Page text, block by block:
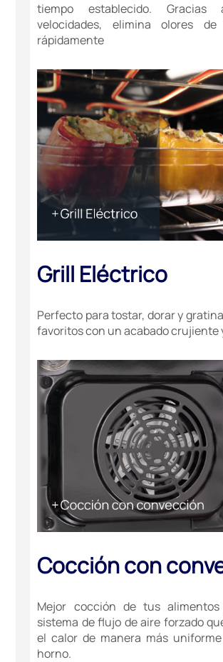
tiempo establecido.
velocidades, elimina olores
rápidamente
Grill Eléctrico
Perfecto para tostar, dorar y
favoritos con un acabado crujiente
Cocción con
Mejor cocción de tus
sistema de flujo de aire forzado
el calor de manera más
horno.